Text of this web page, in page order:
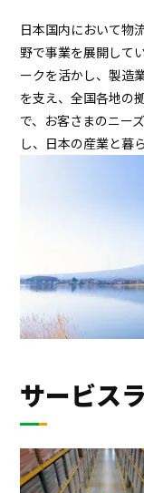
コーポレー
JP
日本国内において物
野で事業を展開して
ークを活かし、製造
を支え、全国各地の
で、お客さまのニー
し、日本の産業と暮
サービス